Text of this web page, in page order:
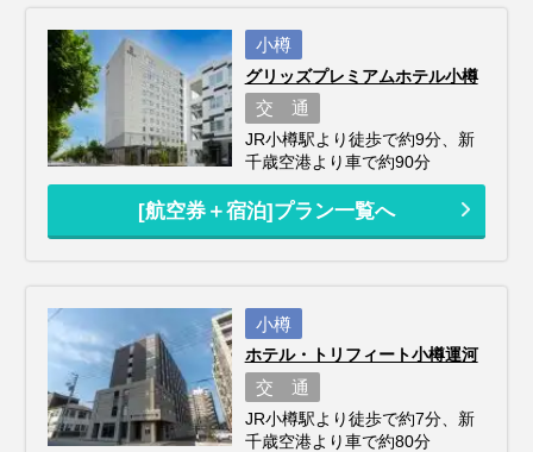
小樽
グリッズプレミアムホテル小樽
交 通
JR小樽駅より徒歩で約9分、新
千歳空港より車で約90分
[航空券＋宿泊]プラン一覧へ
小樽
ホテル・トリフィート小樽運河
交 通
JR小樽駅より徒歩で約7分、新
千歳空港より車で約80分